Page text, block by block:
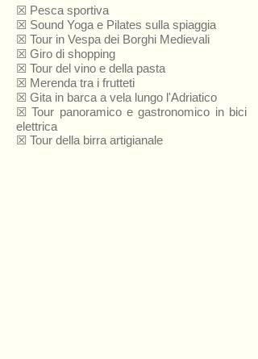
☒ Pesca sportiva
☒ Sound Yoga e Pilates sulla spiaggia
☒ Tour in Vespa dei Borghi Medievali
☒ Giro di shopping
☒ Tour del vino e della pasta
☒ Merenda tra i frutteti
☒ Gita in barca a vela lungo l'Adriatico
☒ Tour panoramico e gastronomico in bici
elettrica
☒ Tour della birra artigianale